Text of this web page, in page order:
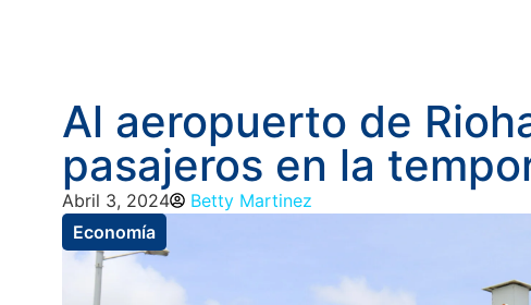
Al aeropuerto de
pasajeros en la
Abril 3, 2024
Betty Martinez
Economía